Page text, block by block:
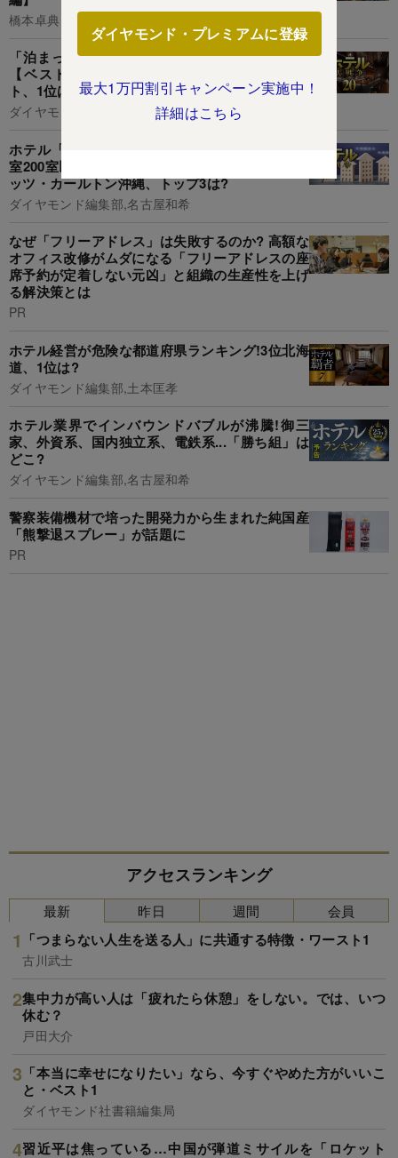
ダイヤモンド・プレミアムに登録
最大1万円割引キャンペーン実施中！
詳細はこちら
橋本卓典
「泊まってよかった」ホテル・旅館ランキング
【ベスト10】5位帝国ホテル、3位星野リゾー
ト、1位は?
ダイヤモンド編集部,堀内 亮
ホテル「客室単価」ランキング【トップ60・客
室200室以下】5位ホテル雅叙園東京、4位ザ・リ
ッツ・カールトン沖縄、トップ3は?
ダイヤモンド編集部,名古屋和希
なぜ「フリーアドレス」は失敗するのか? 高額な
オフィス改修がムダになる「フリーアドレスの座
席予約が定着しない元凶」と組織の生産性を上げ
る解決策とは
PR
ホテル経営が危険な都道府県ランキング!3位北海
道、1位は?
ダイヤモンド編集部,土本匡孝
ホテル業界でインバウンドバブルが沸騰!御三
家、外資系、国内独立系、電鉄系...「勝ち組」は
どこ?
ダイヤモンド編集部,名古屋和希
警察装備機材で培った開発力から生まれた純国産
「熊撃退スプレー」が話題に
PR
アクセスランキング
最新
「つまらない人生を送る人」に共通する特徴・ワースト1
古川武士
集中力が高い人は「疲れたら休憩」をしない。では、いつ
休む？
戸田大介
「本当に幸せになりたい」なら、今すぐやめた方がいいこ
と・ベスト1
ダイヤモンド社書籍編集局
習近平は焦っている…中国が弾道ミサイルを「ロケット
昨日 週間 会員